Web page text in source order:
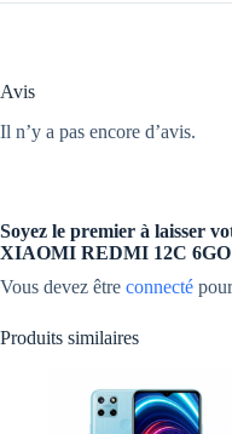
Avis
Il n’y a pas encore d’avis.
Soyez le premier à laisser
XIAOMI REDMI 12C 6GO
Vous devez être connecté
Produits similaires